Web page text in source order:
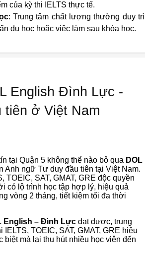
của kỳ thi IELTS thực tế.
: Trung tâm chất lượng thường duy trì
du học hoặc việc làm sau khóa học.
English Đình Lực -
tiên ở Việt Nam
tại Quận 5 không thể nào bỏ qua DOL
ngữ Tư duy đầu tiên tại Việt Nam.
SAT, GMAT, GRE độc quyền
có lộ trình học tập hợp lý, hiệu quả
vòng 2 tháng, tiết kiệm tối đa thời
English – Đình Lực đạt được, trung
TOEIC, SAT, GMAT, GRE hiệu
biệt mà lại thu hút nhiều học viên đến